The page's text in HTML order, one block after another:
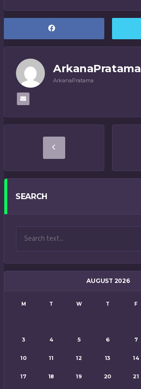
ArkanaPratama
ArkanaPratama
SEARCH
AUGUST 2026
M T W T F
3 4 5 6 7
10 11 12 13 14
17 18 19 20 21